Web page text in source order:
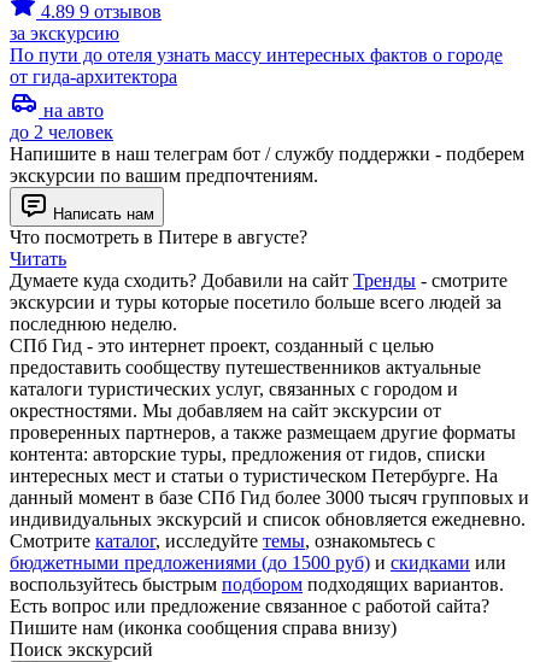
4.89 9 отзывов
за экскурсию
По пути до отеля узнать массу интересных фактов о городе
от гида-архитектора
на авто
до 2 человек
Напишите в наш телеграм бот / службу поддержки - подберем
экскурсии по вашим предпочтениям.
Написать нам
Что посмотреть в Питере в августе?
Читать
Думаете куда сходить? Добавили на сайт Тренды - смотрите
экскурсии и туры которые посетило больше всего людей за
последнюю неделю.
СПб Гид - это интернет проект, созданный с целью
предоставить сообществу путешественников актуальные
каталоги туристических услуг, связанных с городом и
окрестностями. Мы добавляем на сайт экскурсии от
проверенных партнеров, а также размещаем другие форматы
контента: авторские туры, предложения от гидов, списки
интересных мест и статьи о туристическом Петербурге. На
данный момент в базе СПб Гид более 3000 тысяч групповых и
индивидуальных экскурсий и список обновляется ежедневно.
Смотрите каталог, исследуйте темы, ознакомьтесь с
бюджетными предложениями (до 1500 руб) и скидками или
воспользуйтесь быстрым подбором подходящих вариантов.
Есть вопрос или предложение связанное с работой сайта?
Пишите нам (иконка сообщения справа внизу)
Поиск экскурсий